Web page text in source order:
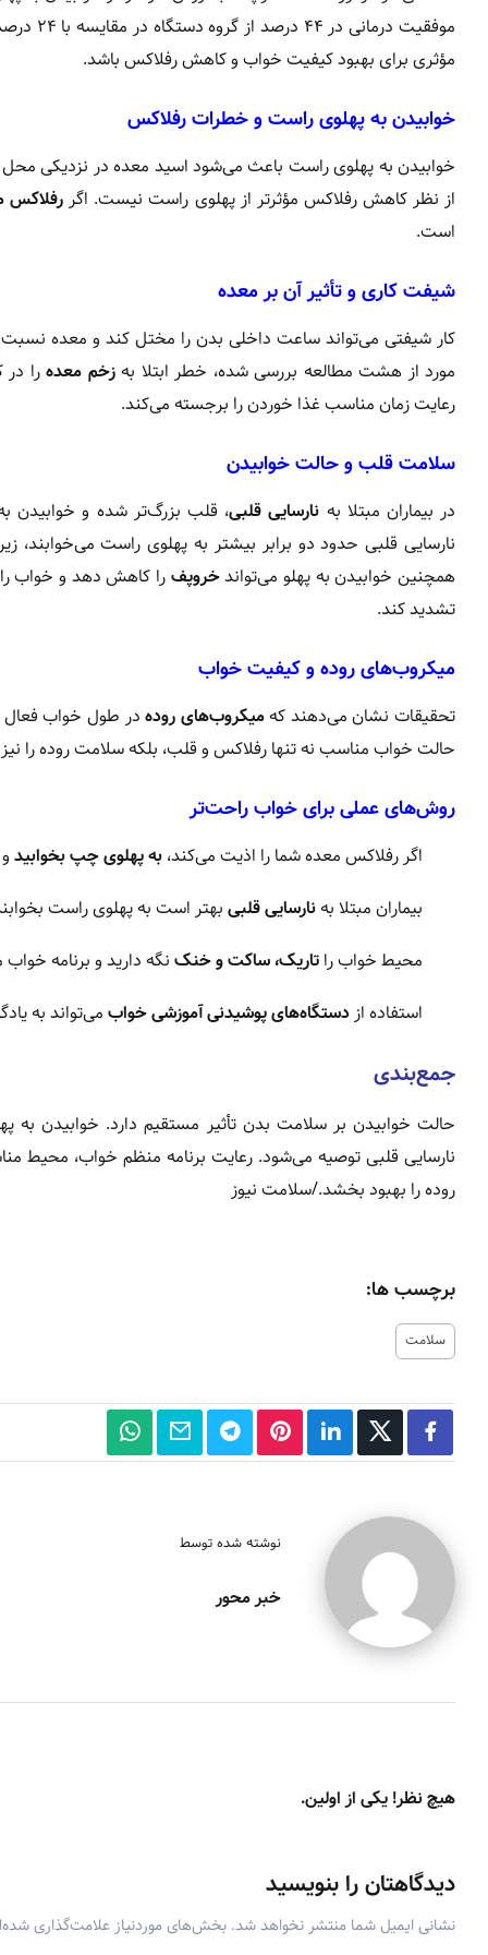
مؤثری برای بهبود کیفیت خواب و کاهش رفلاکس باشد.
خوابیدن به پهلوی راست و خطرات رفلاکس
خوابیدن به پهلوی راست باعث می‌شود اسید معده در نزدیکی
از نظر کاهش رفلاکس مؤثرتر از پهلوی راست نیست. اگر رفلاکس
است.
شیفت کاری و تأثیر آن بر معده
مورد از هشت مطالعه بررسی شده، خطر ابتلا بهزخم معده را
رعایت زمان مناسب غذا خوردن را برجسته می‌کند.
سلامت قلب و حالت خوابیدن
در بیماران مبتلا به نارسایی قلبی، قلب بزرگ‌تر شده و خوابیدن
نارسایی قلبی حدود دو برابر بیشتر به پهلوی راست
همچنین خوابیدن به پهلو می‌تواندخروپف را کاهش دهد و خواب
تشدید کند.
میکروب‌های روده و کیفیت خواب
تحقیقات نشان می‌دهند کهمیکروب‌های رودهدر طول خواب فعال
حالت خواب مناسب نه تنها رفلاکس و قلب، بلکه سلامت روده را
روش‌های عملی برای خواب راحت‌تر
اگر رفلاکس معده شما را اذیت می‌کند، به پهلوی چپ بخوابید و
بیماران مبتلا بهنارسایی قلبی بهتر است به پهلوی راست
محیط خواب را تاریک، ساکت و خنک نگه دارید و برنامه
استفاده از دستگاه‌های پوشیدنی آموزشی خواب می‌تواند به
جمع‌بندی
حالت خوابیدن بر سلامت بدن تأثیر مستقیم دارد. خوابیدن
نارسایی قلبی توصیه می‌شود. رعایت برنامه منظم خواب،
روده را بهبود بخشد./سلامت نیوز
برچسب ها:
سلامت
نوشته شده توسط
خبر محور
هیچ نظر! یکی از اولین.
دیدگاهتان را بنویسید
نشانی ایمیل شما منتشر نخواهد شد. بخش‌های موردنیاز علامت‌گذاری